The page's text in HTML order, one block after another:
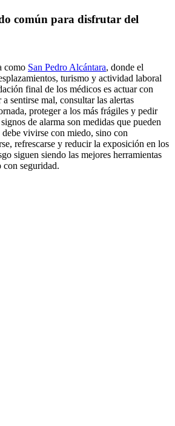
común para disfrutar del
como San Pedro Alcántara, donde el
turismo y actividad laboral
final de los médicos es actuar con
sentirse mal, consultar las alertas
proteger a los más frágiles y pedir
de alarma son medidas que pueden
vivirse con miedo, sino con
refrescarse y reducir la exposición en los
siguen siendo las mejores herramientas
con seguridad.